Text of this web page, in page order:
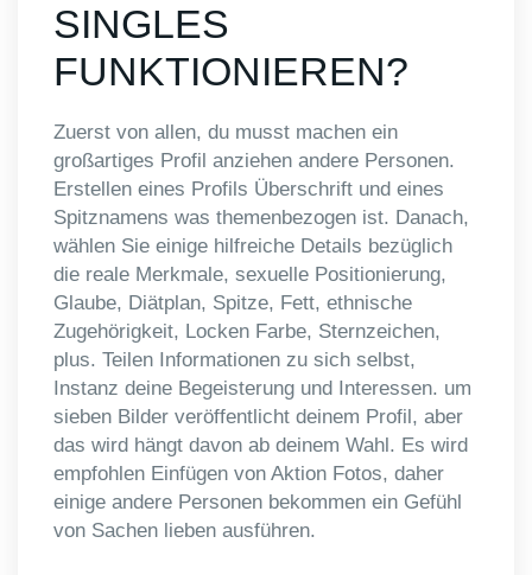
SINGLES
FUNKTIONIEREN?
Zuerst von allen, du musst machen ein
großartiges Profil anziehen andere Personen.
Erstellen eines Profils Überschrift und eines
Spitznamens was themenbezogen ist. Danach,
wählen Sie einige hilfreiche Details bezüglich
die reale Merkmale, sexuelle Positionierung,
Glaube, Diätplan, Spitze, Fett, ethnische
Zugehörigkeit, Locken Farbe, Sternzeichen,
plus. Teilen Informationen zu sich selbst,
Instanz deine Begeisterung und Interessen. um
sieben Bilder veröffentlicht deinem Profil, aber
das wird hängt davon ab deinem Wahl. Es wird
empfohlen Einfügen von Aktion Fotos, daher
einige andere Personen bekommen ein Gefühl
von Sachen lieben ausführen.